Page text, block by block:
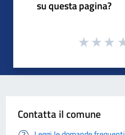
su questa pagina?
Contatta il comune